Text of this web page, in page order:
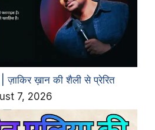
ख़ान की शैली से प्रेरित
7, 2026